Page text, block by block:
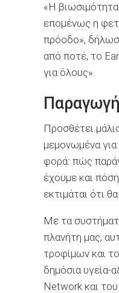
«Η
επομένως η
πρόοδο»,
από ποτέ, το
για όλους».
Προσθέτει
μεμονωμένα
φορά: πώς
έχουμε και
εκτιμάται ότι
Με τα
πλανήτη μας,
τροφίμων και
δημόσια υγεία-
Network και